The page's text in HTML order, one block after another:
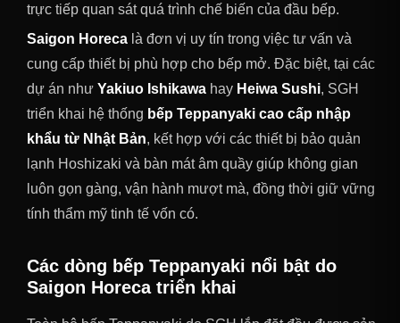
trực tiếp quan sát quá trình chế biến của đầu bếp.
Saigon Horeca là đơn vị uy tín trong việc tư vấn và
cung cấp thiết bị phù hợp cho bếp mở. Đặc biệt, tại các
dự án như Yakiuo Ishikawa hay Heiwa Sushi, SGH
triển khai hệ thống bếp Teppanyaki cao cấp nhập
khẩu từ Nhật Bản, kết hợp với các thiết bị bảo quản
lạnh Hoshizaki và bàn mát âm quầy giúp không gian
luôn gọn gàng, vận hành mượt mà, đồng thời giữ vững
tính thẩm mỹ tinh tế vốn có.
Các dòng bếp Teppanyaki nổi bật do
Saigon Horeca triển khai